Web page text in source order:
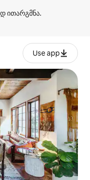
Use app